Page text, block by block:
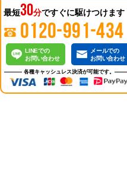
最短30分ですぐに駆けつけます
0120-991-434
LINEでの
お問い合わせ
メールでの
お問い合わせ
各種キャッシュレス決済が可能です。